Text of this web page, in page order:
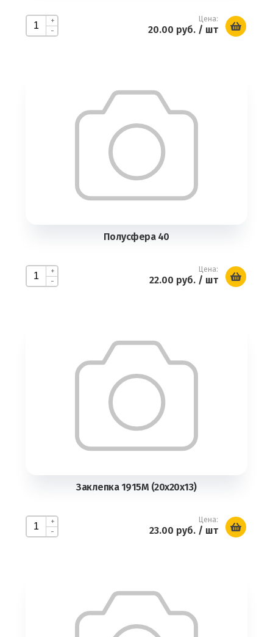
+
-
Цена:
20.00 руб./ шт
Полусфера 40
+
-
Цена:
22.00 руб./ шт
Заклепка 1915М (20х20х13)
+
-
Цена:
23.00 руб./ шт